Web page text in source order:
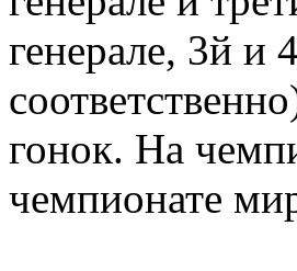
генерале, 3й и
гонок. На
чемпионате